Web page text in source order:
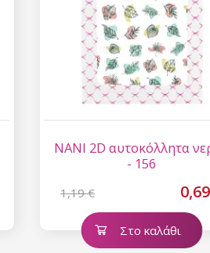
NANI 2D αυτοκόλλητα
- 156
1,19 €
Στο καλάθι